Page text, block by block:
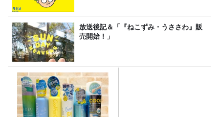
放送後記＆「『ねこずみ・うささわ』販
売開始！」